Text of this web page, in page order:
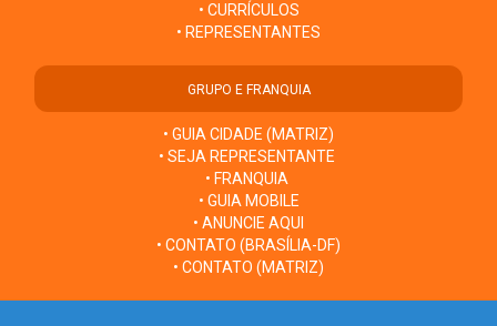
• CURRÍCULOS
• REPRESENTANTES
GRUPO E FRANQUIA
• GUIA CIDADE (MATRIZ)
• SEJA REPRESENTANTE
• FRANQUIA
• GUIA MOBILE
• ANUNCIE AQUI
• CONTATO (BRASÍLIA-DF)
• CONTATO (MATRIZ)